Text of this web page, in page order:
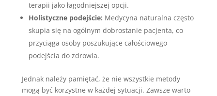
terapii jako łagodniejszej opcji.
Holistyczne podejście: Medycyna naturalna często
skupia się na ogólnym dobrostanie pacjenta, co
przyciąga osoby poszukujące całościowego
podejścia do zdrowia.
Jednak należy pamiętać, że nie wszystkie metody
mogą być korzystne w każdej sytuacji. Zawsze warto